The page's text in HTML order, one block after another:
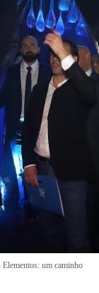
um caminho